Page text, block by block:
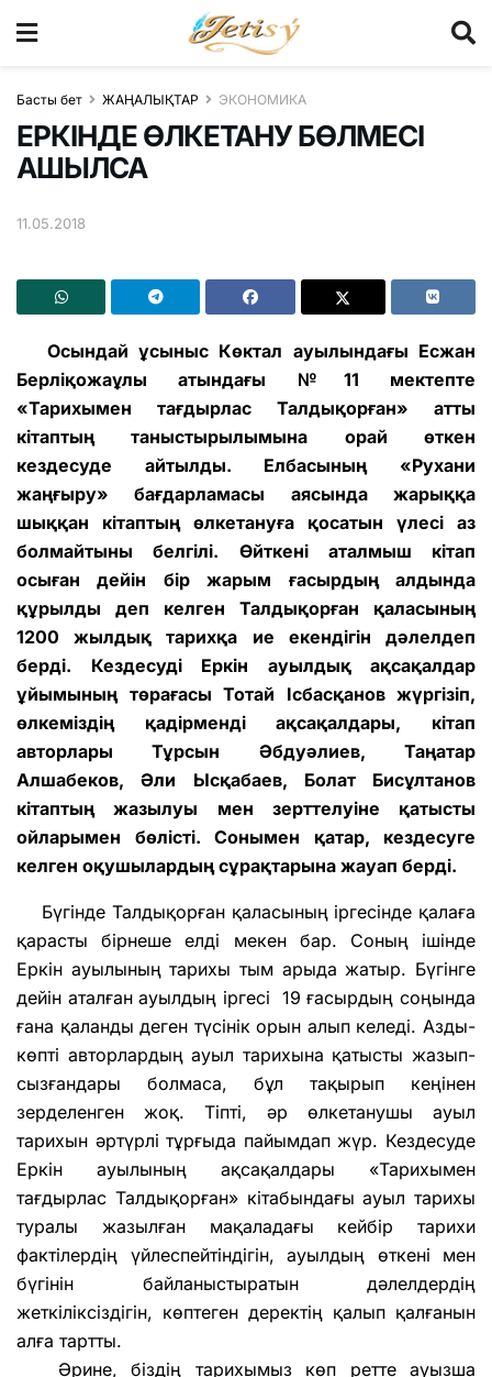
Басты бет ЖАҢАЛЫҚТАР ЭКОНОМИКА
ЕРКІНДЕ ӨЛКЕТАНУ БӨЛМЕСІ
АШЫЛСА
11.05.2018
Осындай ұсыныс Көктал ауылындағы Есжан
Берліқожаұлы атындағы №11 мектепте
«Тарихымен тағдырлас Талдықорған» атты
кітаптың таныстырылымына орай өткен
кездесуде айтылды. Елбасының «Рухани
жаңғыру» бағдарламасы аясында жарыққа
шыққан кітаптың өлкетануға қосатын үлесі аз
болмайтыны белгілі. Өйткені аталмыш кітап
осыған дейін бір жарым ғасырдың алдында
құрылды деп келген Талдықорған қаласының
1200 жылдық тарихқа ие екендігін дәлелдеп
берді. Кездесуді Еркін ауылдық ақсақалдар
ұйымының төрағасы Тотай Ісбасқанов жүргізіп,
өлкеміздің қадірменді ақсақалдары, кітап
авторлары Тұрсын Әбдуәлиев, Таңатар
Алшабеков, Әли Ысқабаев, Болат Бисұлтанов
кітаптың жазылуы мен зерттелуіне қатысты
ойларымен бөлісті. Сонымен қатар, кездесуге
келген оқушылардың сұрақтарына жауап берді.
Бүгінде Талдықорған қаласының іргесінде қалаға
қарасты бірнеше елді мекен бар. Соның ішінде
Еркін ауылының тарихы тым арыда жатыр. Бүгінге
дейін аталған ауылдың іргесі 19 ғасырдың соңында
ғана қаланды деген түсінік орын алып келеді. Азды-
көпті авторлардың ауыл тарихына қатысты жазып-
сызғандары болмаса, бұл тақырып кеңінен
зерделенген жоқ. Тіпті, әр өлкетанушы ауыл
тарихын әртүрлі тұрғыда пайымдап жүр. Кездесуде
Еркін ауылының ақсақалдары «Тарихымен
тағдырлас Талдықорған» кітабындағы ауыл тарихы
туралы жазылған мақаладағы кейбір тарихи
фактілердің үйлеспейтіндігін, ауылдың өткені мен
бүгінін байланыстыратын дәлелдердің
жеткіліксіздігін, көптеген деректің қалып қалғанын
алға тартты.
Әрине, біздің тарихымыз көп ретте ауызша